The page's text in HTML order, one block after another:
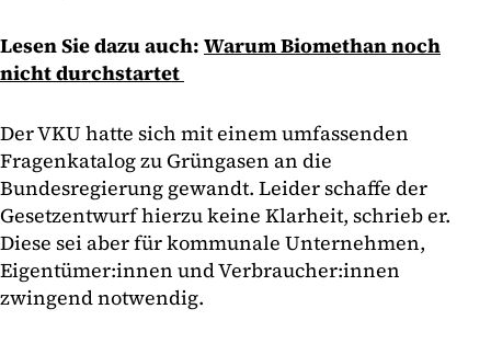
Lesen Sie dazu auch: Warum Biomethan noch
nicht durchstartet
Der VKU hatte sich mit einem umfassenden
Fragenkatalog zu Grüngasen an die
Bundesregierung gewandt. Leider schaffe der
Gesetzentwurf hierzu keine Klarheit, schrieb er.
Diese sei aber für kommunale Unternehmen,
Eigentümer:innen und Verbraucher:innen
zwingend notwendig.